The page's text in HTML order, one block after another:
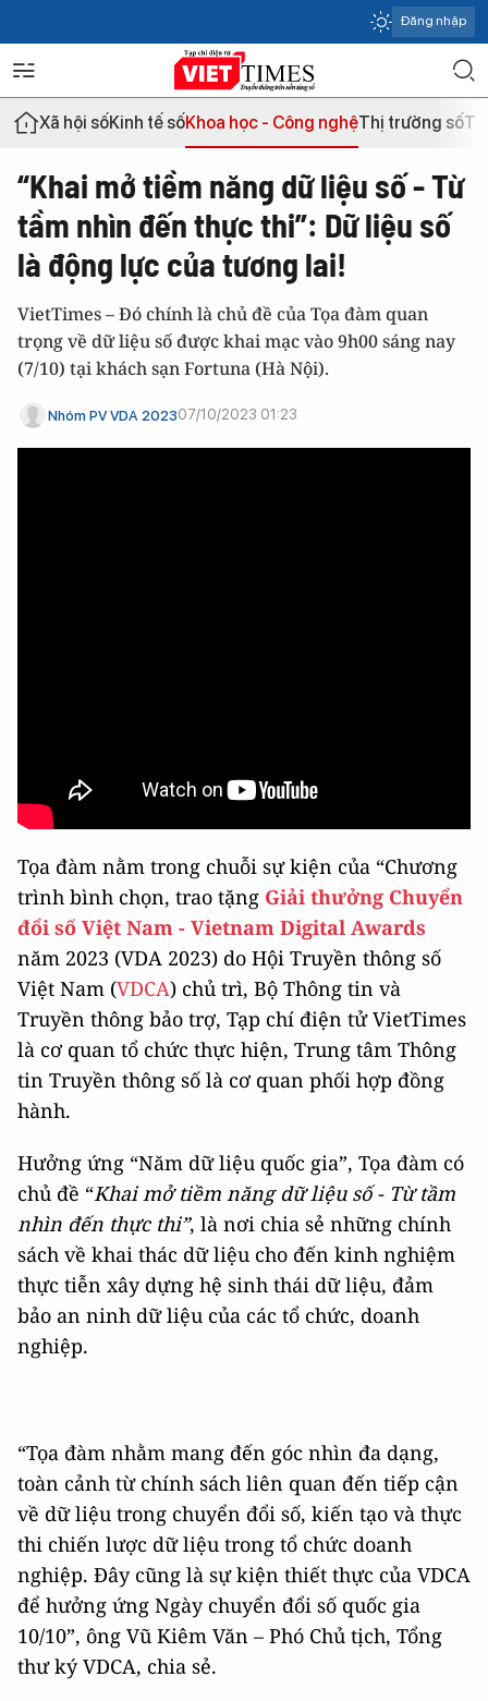
Đăng nhập
Xã hội sốKinh tế sốKhoa học - Công nghệThị trường số
“Khai mở tiềm năng dữ liệu số - Từ
tầm nhìn đến thực thi”: Dữ liệu số
là động lực của tương lai!
VietTimes – Đó chính là chủ đề của Tọa đàm quan
trọng về dữ liệu số được khai mạc vào 9h00 sáng nay
(7/10) tại khách sạn Fortuna (Hà Nội).
Nhóm PV VDA 202307/10/2023 01:23
Tọa đàm nằm trong chuỗi sự kiện của “Chương
trình bình chọn, trao tặng Giải thưởng Chuyển
đổi số Việt Nam - Vietnam Digital Awards
năm 2023 (VDA 2023) do Hội Truyền thông số
Việt Nam (VDCA) chủ trì, Bộ Thông tin và
Truyền thông bảo trợ, Tạp chí điện tử VietTimes
là cơ quan tổ chức thực hiện, Trung tâm Thông
tin Truyền thông số là cơ quan phối hợp đồng
hành.
Hưởng ứng “Năm dữ liệu quốc gia”, Tọa đàm có
chủ đề “Khai mở tiềm năng dữ liệu số - Từ tầm
nhìn đến thực thi”, là nơi chia sẻ những chính
sách về khai thác dữ liệu cho đến kinh nghiệm
thực tiễn xây dựng hệ sinh thái dữ liệu, đảm
bảo an ninh dữ liệu của các tổ chức, doanh
nghiệp.
“Tọa đàm nhằm mang đến góc nhìn đa dạng,
toàn cảnh từ chính sách liên quan đến tiếp cận
về dữ liệu trong chuyển đổi số, kiến tạo và thực
thi chiến lược dữ liệu trong tổ chức doanh
nghiệp. Đây cũng là sự kiện thiết thực của VDCA
để hưởng ứng Ngày chuyển đổi số quốc gia
10/10”, ông Vũ Kiêm Văn – Phó Chủ tịch, Tổng
thư ký VDCA, chia sẻ.